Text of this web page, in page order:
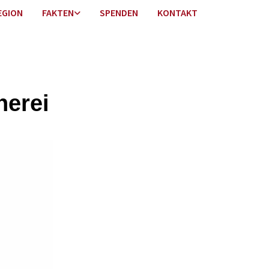
FAKTEN SPENDEN KONTAKT